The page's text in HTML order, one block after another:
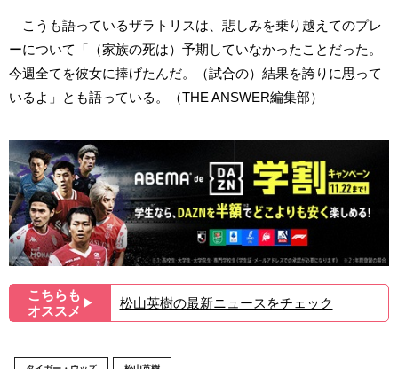
こうも語っているザラトリスは、悲しみを乗り越えてのプレ
ーについて「（家族の死は）予期していなかったことだった。
今週全てを彼女に捧げたんだ。（試合の）結果を誇りに思って
いるよ」とも語っている。（THE ANSWER編集部）
こちらも
オススメ ▶︎ 松山英樹の最新ニュースをチェック